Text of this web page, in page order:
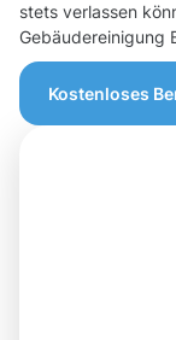
stets verlassen
Gebäudereinigung
Kostenloses